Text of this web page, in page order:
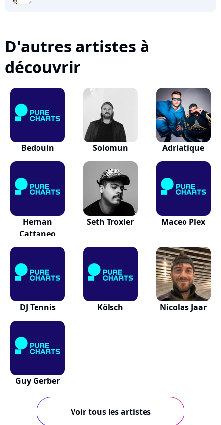
D'autres artistes à
découvrir
Bedouin Solomun Adriatique
Hernan
Cattaneo
Seth Troxler Maceo Plex
DJ Tennis Kölsch Nicolas Jaar
Guy Gerber
Voir tous les artistes